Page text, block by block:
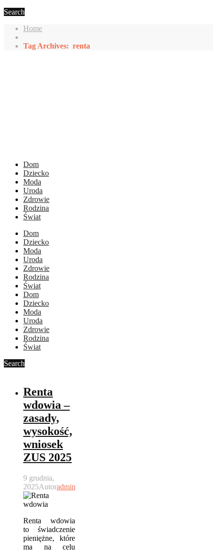
Search
Home
Tag Archives: renta
Dom
Dziecko
Moda
Uroda
Zdrowie
Rodzina
Świat
Dom
Dziecko
Moda
Uroda
Zdrowie
Rodzina
Świat
Dom
Dziecko
Moda
Uroda
Zdrowie
Rodzina
Świat
Search
Renta
wdowia –
zasady,
wysokość,
wniosek
ZUS 2025
9 grudnia,
2025Autoradmin
Renta wdowia
to świadczenie
pieniężne, które
ma na celu